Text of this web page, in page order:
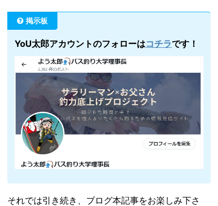
掲示板
YoU太郎アカウントのフォローはコチラです！
それでは引き続き、ブログ本記事をお楽しみ下さ